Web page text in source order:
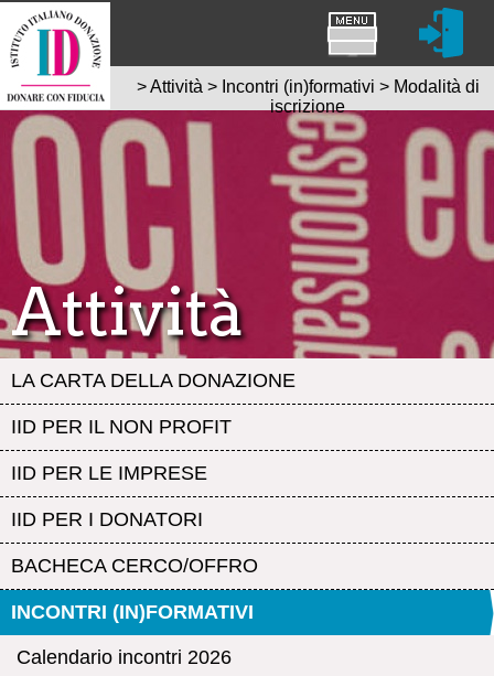
Attività
LA CARTA DELLA DONAZIONE
IID PER IL NON PROFIT
IID PER LE IMPRESE
IID PER I DONATORI
BACHECA CERCO/OFFRO
INCONTRI (IN)FORMATIVI
Calendario incontri 2026
>Attività > Incontri (in)formativi > Modalità di
iscrizione